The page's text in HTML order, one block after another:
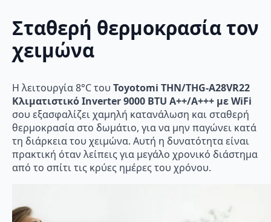
Σταθερή θερμοκρασία τον
χειμώνα
Η λειτουργία 8°C του Toyotomi THN/THG-A28VR22
Κλιματιστικό Inverter 9000 BTU A++/A+++ με WiFi
σου εξασφαλίζει χαμηλή κατανάλωση και σταθερή
θερμοκρασία στο δωμάτιο, για να μην παγώνει κατά
τη διάρκεια του χειμώνα. Αυτή η δυνατότητα είναι
πρακτική όταν λείπεις για μεγάλο χρονικό διάστημα
από το σπίτι τις κρύες ημέρες του χρόνου.